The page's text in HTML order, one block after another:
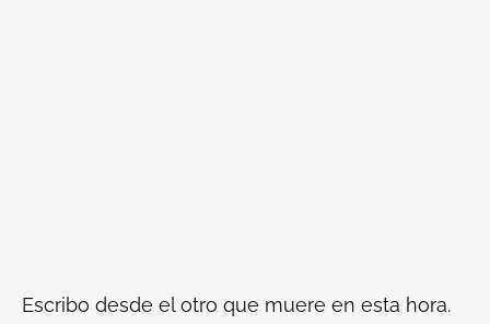
Escribo desde el otro que muere en esta hora.